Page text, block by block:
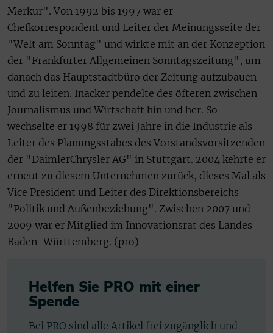
Merkur". Von 1992 bis 1997 war er
Chefkorrespondent und Leiter der Meinungsseite der
"Welt am Sonntag" und wirkte mit an der Konzeption
der "Frankfurter Allgemeinen Sonntagszeitung", um
danach das Hauptstadtbüro der Zeitung aufzubauen
und zu leiten. Inacker pendelte des öfteren zwischen
Journalismus und Wirtschaft hin und her. So
wechselte er 1998 für zwei Jahre in die Industrie als
Leiter des Planungsstabes des Vorstandsvorsitzenden
der "DaimlerChrysler AG" in Stuttgart. 2004 kehrte er
erneut zu diesem Unternehmen zurück, dieses Mal als
Vice President und Leiter des Direktionsbereichs
"Politik und Außenbeziehung". Zwischen 2007 und
2009 war er Mitglied im Innovationsrat des Landes
Baden-Württemberg. (pro)
Helfen Sie PRO mit einer
Spende
Bei PRO sind alle Artikel frei zugänglich und